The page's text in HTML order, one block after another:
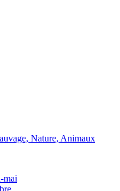
Nature, Animaux
mai